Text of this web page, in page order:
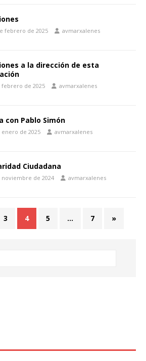
febrero de 2025 avmarxalenes
a la dirección de esta
febrero de 2025 avmarxalenes
con Pablo Simón
enero de 2025 avmarxalenes
Ciudadana
noviembre de 2024 avmarxalenes
3 4 5 … 7 »